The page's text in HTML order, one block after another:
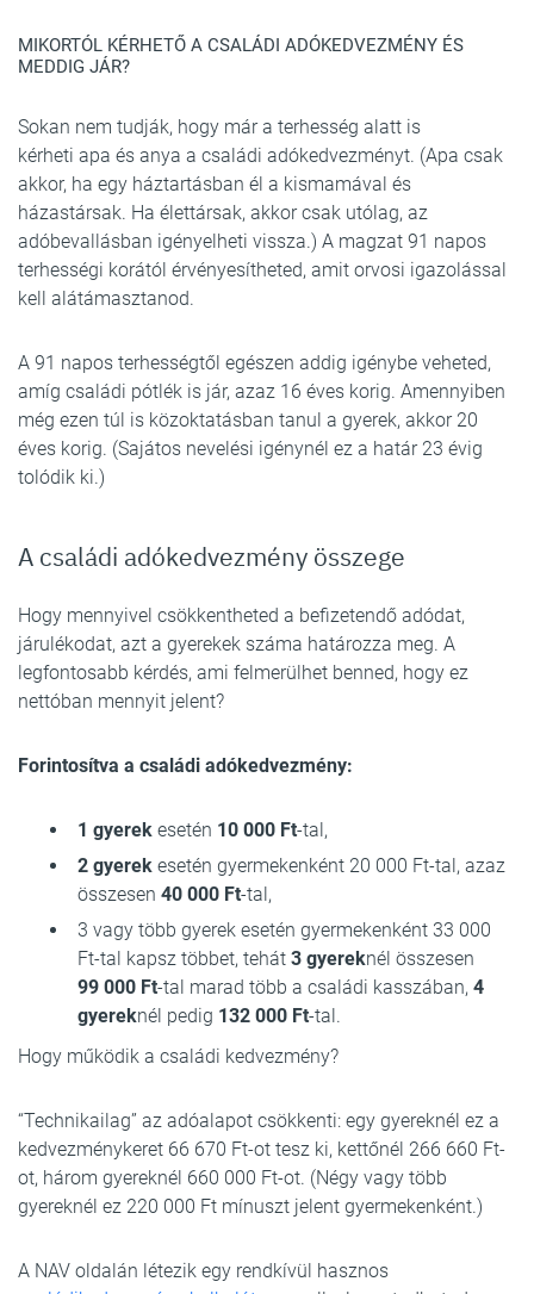
MIKORTÓL KÉRHETŐ A CSALÁDI ADÓKEDVEZMÉNY ÉS
MEDDIG JÁR?
Sokan nem tudják, hogy már a terhesség alatt is
kérheti apa és anya a családi adókedvezményt. (Apa csak
akkor, ha egy háztartásban él a kismamával és
házastársak. Ha élettársak, akkor csak utólag, az
adóbevallásban igényelheti vissza.) A magzat 91 napos
terhességi korától érvényesítheted, amit orvosi igazolással
kell alátámasztanod.
A 91 napos terhességtől egészen addig igénybe veheted,
amíg családi pótlék is jár, azaz 16 éves korig. Amennyiben
még ezen túl is közoktatásban tanul a gyerek, akkor 20
éves korig. (Sajátos nevelési igénynél ez a határ 23 évig
tolódik ki.)
A családi adókedvezmény összege
Hogy mennyivel csökkentheted a befizetendő adódat,
járulékodat, azt a gyerekek száma határozza meg. A
legfontosabb kérdés, ami felmerülhet benned, hogy ez
nettóban mennyit jelent?
Forintosítva a családi adókedvezmény:
1 gyerek esetén 10 000 Ft-tal,
2 gyerek esetén gyermekenként 20 000 Ft-tal, azaz
összesen 40 000 Ft-tal,
3 vagy több gyerek esetén gyermekenként 33 000
Ft-tal kapsz többet, tehát 3 gyereknél összesen
99 000 Ft-tal marad több a családi kasszában, 4
gyereknél pedig 132 000 Ft-tal.
Hogy működik a családi kedvezmény?
“Technikailag” az adóalapot csökkenti: egy gyereknél ez a
kedvezménykeret 66 670 Ft-ot tesz ki, kettőnél 266 660 Ft-
ot, három gyereknél 660 000 Ft-ot. (Négy vagy több
gyereknél ez 220 000 Ft mínuszt jelent gyermekenként.)
A NAV oldalán létezik egy rendkívül hasznos